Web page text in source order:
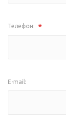
Телефон: *
E-mail: